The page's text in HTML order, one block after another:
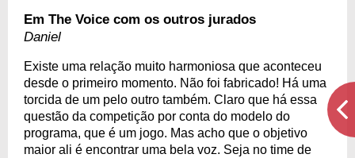
Em The Voice com os outros jurados
Daniel
Existe uma relação muito harmoniosa que aconteceu
desde o primeiro momento. Não foi fabricado! Há uma
torcida de um pelo outro também. Claro que há essa
questão da competição por conta do modelo do
programa, que é um jogo. Mas acho que o objetivo
maior ali é encontrar uma bela voz. Seja no time de